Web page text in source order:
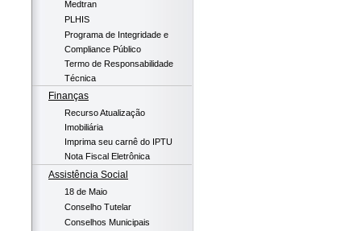
Medtran
PLHIS
Programa de Integridade e
Compliance Público
Termo de Responsabilidade
Técnica
Finanças
Recurso Atualização
Imobiliária
Imprima seu carnê do IPTU
Nota Fiscal Eletrônica
Assistência Social
18 de Maio
Conselho Tutelar
Conselhos Municipais